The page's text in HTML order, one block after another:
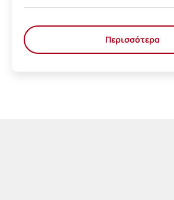
Περισσότερα